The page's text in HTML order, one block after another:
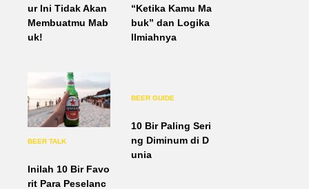
ur Ini Tidak Akan
Membuatmu Mab
uk!
“Ketika Kamu Ma
buk” dan Logika
Ilmiahnya
BEER TALK
Inilah 10 Bir Favo
rit Para Peselanc
BEER GUIDE
10 Bir Paling Seri
ng Diminum di D
unia